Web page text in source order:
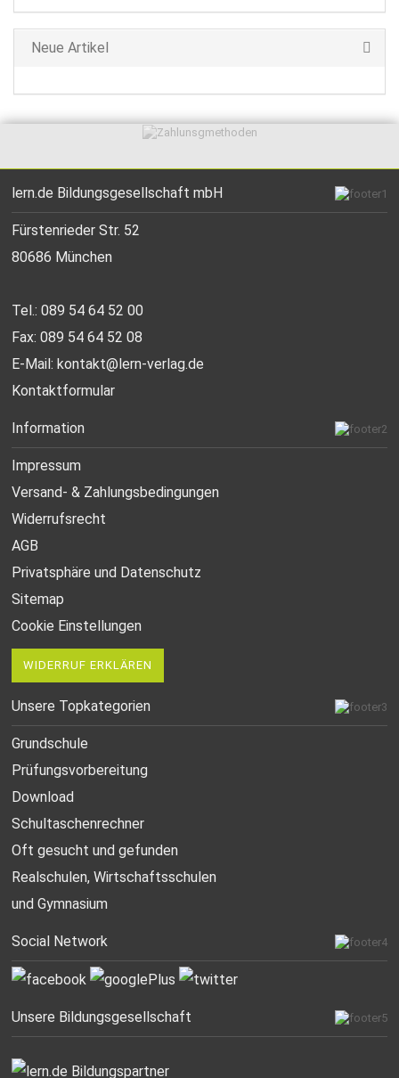
Neue Artikel
lern.de Bildungsgesellschaft mbH
Fürstenrieder Str. 52
80686 München
Tel.: 089 54 64 52 00
Fax: 089 54 64 52 08
E-Mail:kontakt@lern-verlag.de
Kontaktformular
Information
Impressum
Versand- & Zahlungsbedingungen
Widerrufsrecht
AGB
Privatsphäre und Datenschutz
Sitemap
Cookie Einstellungen
WIDERRUF ERKLÄREN
Unsere Topkategorien
Grundschule
Prüfungsvorbereitung
Download
Schultaschenrechner
Oft gesucht und gefunden
Realschulen,Wirtschaftsschulen
und Gymnasium
Social Network
Unsere Bildungsgesellschaft